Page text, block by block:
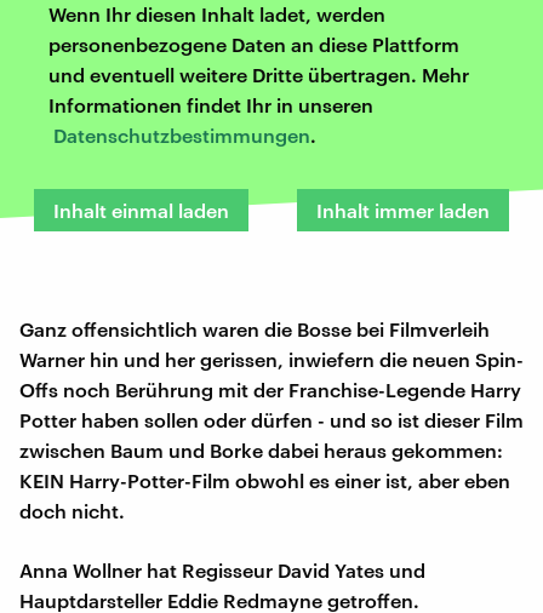
Wenn Ihr diesen Inhalt ladet, werden
personenbezogene Daten an diese Plattform
und eventuell weitere Dritte übertragen. Mehr
Informationen findet Ihr in unseren
Datenschutzbestimmungen.
Inhalt einmal laden Inhalt immer laden
Ganz offensichtlich waren die Bosse bei Filmverleih
Warner hin und her gerissen, inwiefern die neuen Spin-
Offs noch Berührung mit der Franchise-Legende Harry
Potter haben sollen oder dürfen - und so ist dieser Film
zwischen Baum und Borke dabei heraus gekommen:
KEIN Harry-Potter-Film obwohl es einer ist, aber eben
doch nicht.
Anna Wollner hat Regisseur David Yates und
Hauptdarsteller Eddie Redmayne getroffen.